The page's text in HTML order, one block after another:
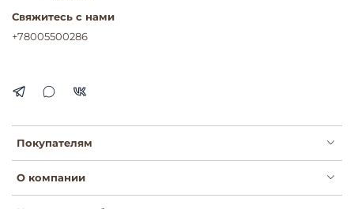
Покупателям
О компании
Свяжитесь с нами
+78005500286